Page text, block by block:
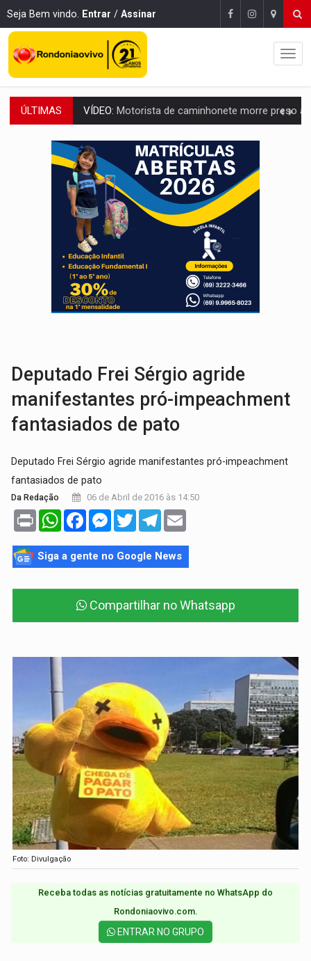
Seja Bem vindo. Entrar / Assinar
ÚLTIMAS LAZER:Seis lugares gratuitos para aproveitar o fim de semana
VÍDEO:FTICCO e Força Tática prendem membro do CV com arma e drogas
INCLUSÃO: Prefeitura fortalece parceria com a APAE para ampliar ações
DEFESA:Exército testa inovações no combate a drones durante
TEMAS SOCIOAMBIENTAIS:Em Itapuã do Oeste, CINEMAZÔNIA leva cinema
PREVISÃO: Interior de Rondônia terá sábado (8) de calor
INFRAESTRUTURA: Após quase 30 anos de espera, asfalto chega ao
A ILHA:Coreografia de Rondônia estreia na programação do Festival de
Deputado Frei Sérgio agride
manifestantes pró-impeachment
fantasiados de pato
Deputado Frei Sérgio agride manifestantes pró-impeachment
fantasiados de pato
Da Redação 06 de Abril de 2016 às 14:50
Print WhatsAppFacebookMessenger
TwitterTelegram
Siga a gente no Google News
Compartilhar no Whatsapp
Foto: Divulgação
Receba todas as notícias gratuitamente no WhatsApp do
Rondoniaovivo.com.​
ENTRAR NO GRUPO